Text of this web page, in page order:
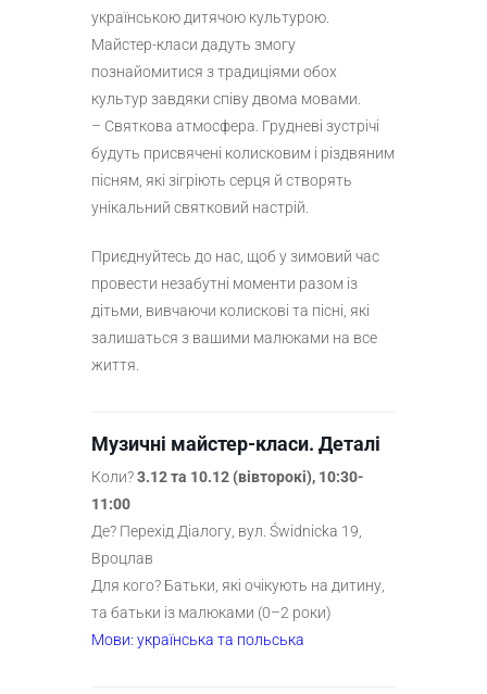
українською дитячою культурою.
Майстер-класи дадуть змогу
познайомитися з традиціями обох
культур завдяки співу двома мовами.
– Святкова атмосфера. Грудневі зустрічі
будуть присвячені колисковим і різдвяним
пісням, які зігріють серця й створять
унікальний святковий настрій.
Приєднуйтесь до нас, щоб у зимовий час
провести незабутні моменти разом із
дітьми, вивчаючи колискові та пісні, які
залишаться з вашими малюками на все
життя.
Музичні майстер-класи. Деталі
Коли?3.12 та 10.12 (вівторокi), 10:30-
11:00
Де? Перехід Діалогу, вул. Świdnicka 19,
Вроцлав
Для кого? Батьки, які очікують на дитину,
та батьки із малюками (0–2 роки)
Мови: українська та польська